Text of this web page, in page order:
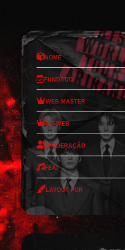
Nome
Fundado
Web-Master
Co-Web
Moderação
Feat
Layout por